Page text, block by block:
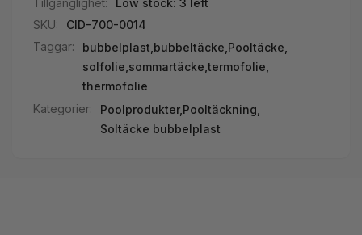
Tillgänglighet:
Low stock: 3 left
SKU:
CID-700-0014
Taggar:
bubbelplast bubbeltäcke Pooltäcke
solfolie sommartäcke termofolie
thermofolie
Kategorier:
Poolprodukter, Pooltäckning,
Soltäcke bubbelplast